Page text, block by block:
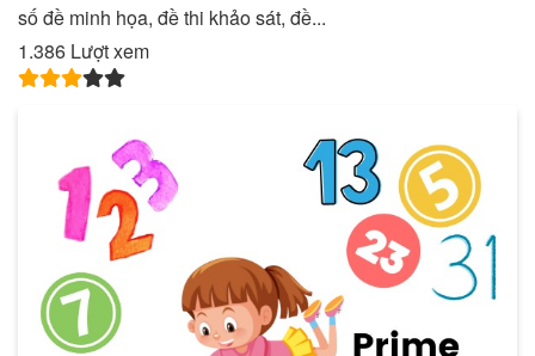
số đề minh họa, đề thi khảo sát, đề...
1.386 Lượt xem